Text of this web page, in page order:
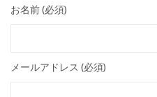
お名前 (必須)
メールアドレス (必須)